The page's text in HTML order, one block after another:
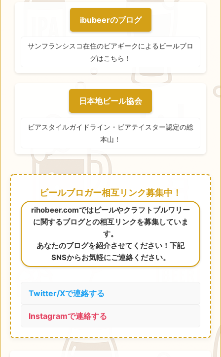
ibubeerのブログ
サンフランシスコ在住のビアギークによるビールブロ
グはこちら！
日本地ビール協会
ビアスタイルガイドライン・ビアテイスター認定の総
本山！
ビールブロガー相互リンク募集中！
rihobeer.comではビールやクラフトブルワリー
に関するブログとの相互リンクを募集していま
す。
あなたのブログを紹介させてください！下記
SNSからお気軽にご連絡ください。
Twitter/Xで連絡する
Instagramで連絡する